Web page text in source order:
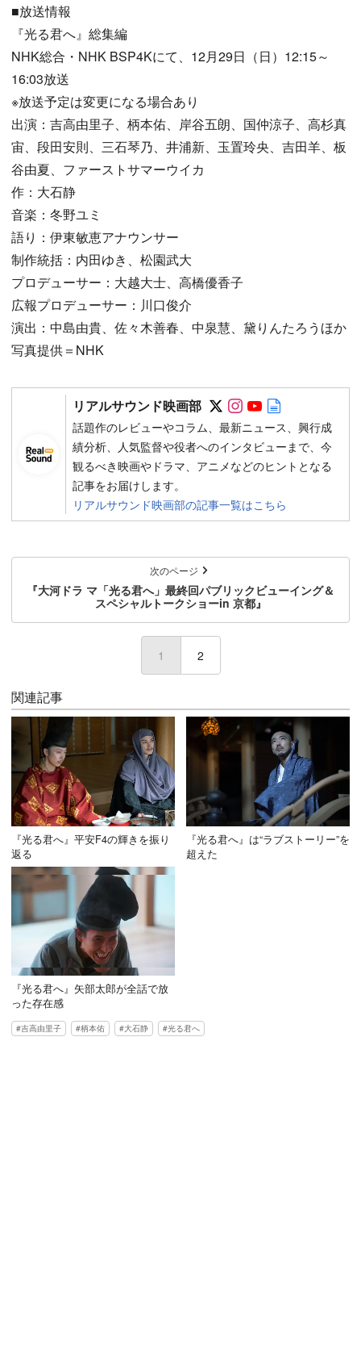
■放送情報
『光る君へ』総集編
NHK総合・NHK BSP4Kにて、12月29日（日）12:15～
16:03放送
※放送予定は変更になる場合あり
出演：吉高由里子、柄本佑、岸谷五朗、国仲涼子、高杉真
宙、段田安則、三石琴乃、井浦新、玉置玲央、吉田羊、板
谷由夏、ファーストサマーウイカ
作：大石静
音楽：冬野ユミ
語り：伊東敏恵アナウンサー
制作統括：内田ゆき、松園武大
プロデューサー：大越大士、高橋優香子
広報プロデューサー：川口俊介
演出：中島由貴、佐々木善春、中泉慧、黛りんたろうほか
写真提供＝NHK
リアルサウンド映画部 Follow on SNS
Follow on SNS
Follow on
話題作のレビューやコラム、最新ニュース、興行成
績分析、人気監督や役者へのインタビューまで、今
観るべき映画やドラマ、アニメなどのヒントとなる
記事をお届けします。
リアルサウンド映画部の記事一覧はこちら
次のページ
『大河ドラ マ「光る君へ」最終回パブリックビューイング＆
スペシャルトークショーin 京都』
1 2
関連記事
『光る君へ』平安F4の輝きを振り
返る
『光る君へ』は“ラブストーリー”を
超えた
『光る君へ』矢部太郎が全話で放
った存在感
吉高由里子 柄本佑 大石静 光る君へ